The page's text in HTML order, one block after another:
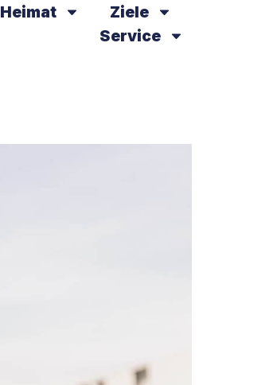
Heimat
Ziele
Service